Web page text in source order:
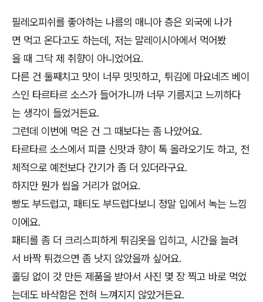
필레오피쉬를 좋아하는 나름의 매니아 층은 외국에 나가
면 먹고 온다고도 하는데, 저는 말레이시아에서 먹어봤
을 때 그닥 제 취향이 아니었어요.
다른 건 둘째치고 맛이 너무 밋밋하고, 튀김에 마요네즈 베이
스인 타르타르 소스가 들어가니까 너무 기름지고 느끼하다
는 생각이 들었거든요.
그런데 이번에 먹은 건 그 때보다는 좀 나았어요.
타르타르 소스에서 피클 신맛과 향이 톡 올라오기도 하고, 전
체적으로 예전보다 간기가 좀 더 있더라구요.
하지만 뭔가 씹을 거리가 없어요.
빵도 부드럽고, 패티도 부드럽다보니 정말 입에서 녹는 느낌
이에요.
패티를 좀 더 크리스피하게 튀김옷을 입히고, 시간을 늘려
서 바짝 튀겼으면 좀 낫지 않았을까 싶어요.
홀딩 없이 갓 만든 제품을 받아서 사진 몇 장 찍고 바로 먹었
는데도 바삭함은 전혀 느껴지지 않았거든요.